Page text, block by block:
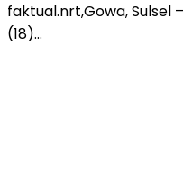
faktual.nrt,Gowa, Sulsel
(18)…